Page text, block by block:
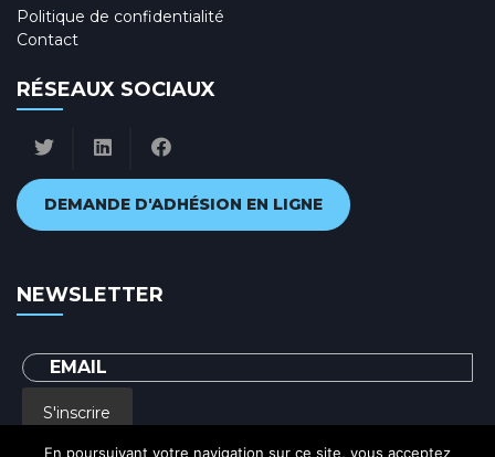
Politique de confidentialité
Contact
RÉSEAUX SOCIAUX
DEMANDE D'ADHÉSION EN LIGNE
NEWSLETTER
S'inscrire
En poursuivant votre navigation sur ce site, vous acceptez